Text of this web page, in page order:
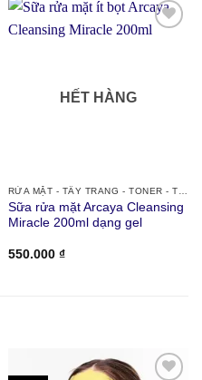
HẾT HÀNG
Sữa rửa mặt Arcaya Cleansing
Miracle 200ml dạng gel
550.000 ₫